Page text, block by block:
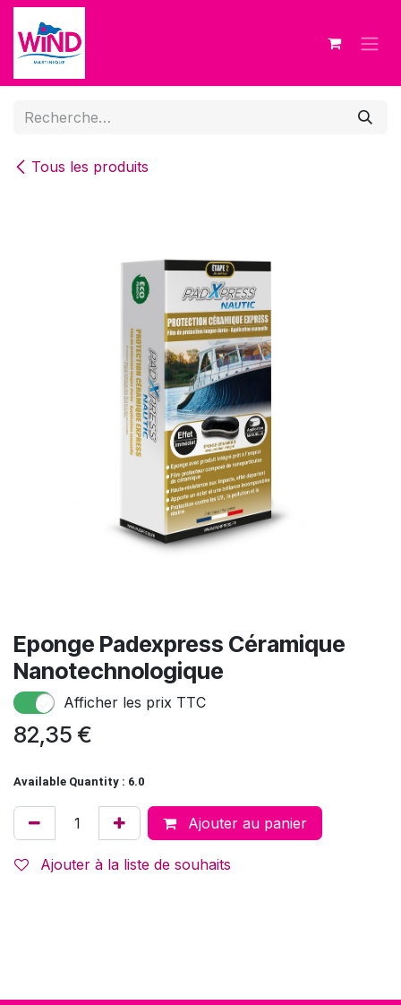
Se rendre au contenu
Tous les produits
Eponge Padexpress Céramique
Nanotechnologique
Afficher les prix TTC
82,35 €
Available Quantity : 6.0
Ajouter au panier
Ajouter à la liste de souhaits